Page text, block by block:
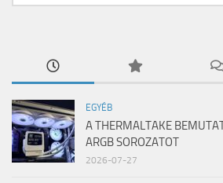
EGYÉB
A THERMALTAKE
ARGB SOROZATOT
2026-07-27